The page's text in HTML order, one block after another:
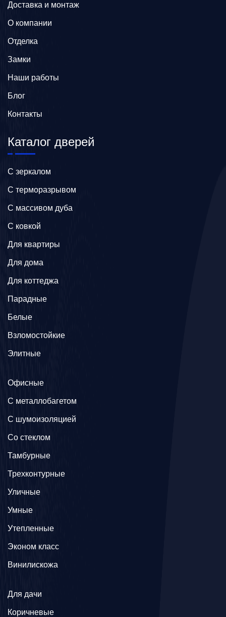
Доставка и монтаж
О компании
Отделка
Замки
Наши работы
Блог
Контакты
Каталог дверей
C зеркалом
C терморазрывом
C массивом дуба
C ковкой
Для квартиры
Для дома
Для коттеджа
Парадные
Белые
Взломостойкие
Элитные
Офисные
C металлобагетом
С шумоизоляцией
Со стеклом
Тамбурные
Трехконтурные
Уличные
Умные
Утепленные
Эконом класс
Винилискожа
Для дачи
Коричневые